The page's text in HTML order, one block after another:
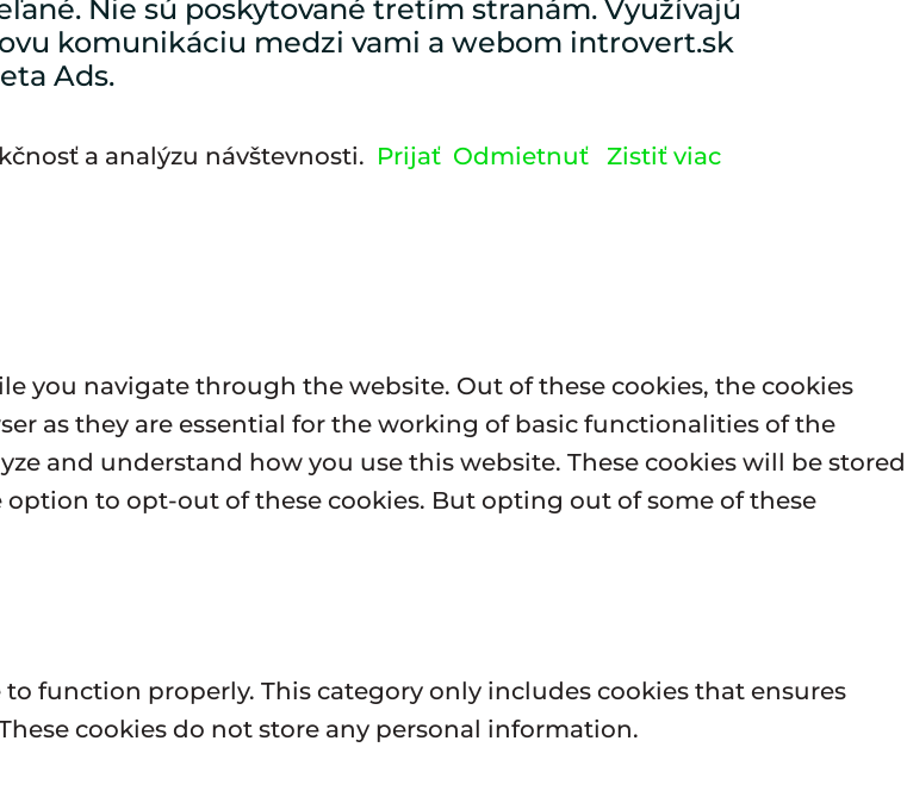
Nie sú poskytované tretím stranám. Využívajú
komunikáciu medzi vami a webom introvert.sk
Ads.
a analýzu návštevnosti. Prijať Odmietnuť Zistiť viac
you navigate through the website. Out of these cookies, the cookies
as they are essential for the working of basic functionalities of the
and understand how you use this website. These cookies will be stored
to opt-out of these cookies. But opting out of some of these
function properly. This category only includes cookies that ensures
cookies do not store any personal information.